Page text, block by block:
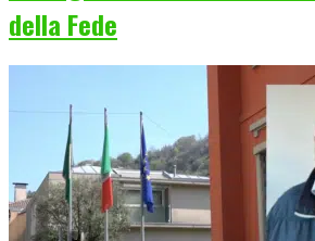
della Fede